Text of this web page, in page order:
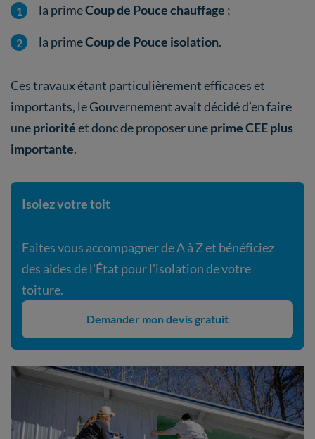
la primeCoup de Pouce chauffage ;
la primeCoup de Pouce isolation.
Ces travaux étant particulièrement efficaces et
importants, le Gouvernement avait décidé d’en faire
uneprioritéet donc de proposer uneprime CEE plus
importante.
Isolez votre toit
Faites vous accompagner de A à Z et bénéficiez
des aides de l'État pour l'isolation de votre
toiture.
Demander mon devis gratuit